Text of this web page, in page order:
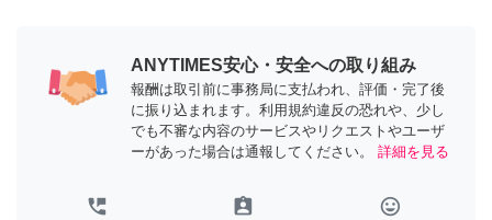
ANYTIMES安心・安全への取り組み
報酬は取引前に事務局に支払われ、評価・完了後
に振り込まれます。利用規約違反の恐れや、少し
でも不審な内容のサービスやリクエストやユーザ
ーがあった場合は通報してください。
詳細を見る
perm_phone_msg assignment_ind tag_faces